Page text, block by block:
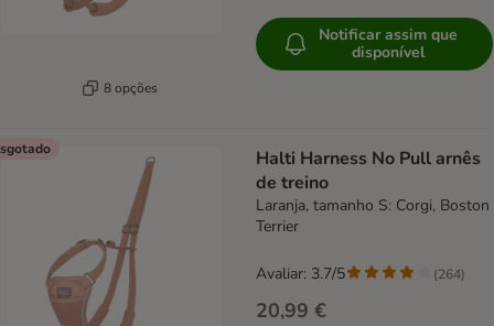
8 opções
Notificar assim que
disponível
Halti Harness No Pull arnês
de treino
Laranja, tamanho S: Corgi, Boston
Terrier
20,99 €
Avaliar: 3.7/5 (264)